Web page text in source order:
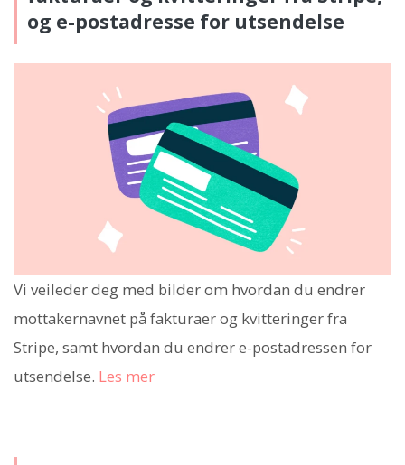
og e-postadresse for utsendelse
Vi veileder deg med bilder om hvordan du endrer
mottakernavnet på fakturaer og kvitteringer fra
Stripe, samt hvordan du endrer e-postadressen for
utsendelse. Les mer